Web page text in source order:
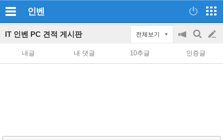
인벤
IT 인벤 PC 견적 게시판 전체보기
공
on/off
검
색
글
쓰
내글 내 댓글 10추글 인증글